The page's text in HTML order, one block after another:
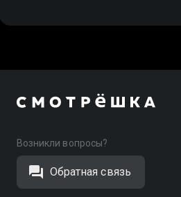
Возникли вопросы?
Обратная связь